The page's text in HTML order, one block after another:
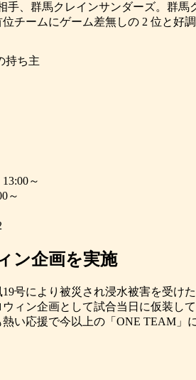
、群馬クレインサンダーズ。群
チームにゲーム差無しの 2 位と好
持ち主
～
～
ン企画を実施
号により被災され浸水被害を受け
ウィン企画として試合当日に仮装し
い応援で今以上の「ONE TEAM」